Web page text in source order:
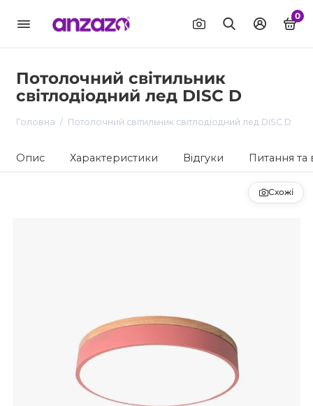
0
Потолочний світильник
світлодіодний лед DISC D
Головна Потолочний світильник світлодіодний лед DISC D
Опис Характеристики Відгуки Питання та
Схожі